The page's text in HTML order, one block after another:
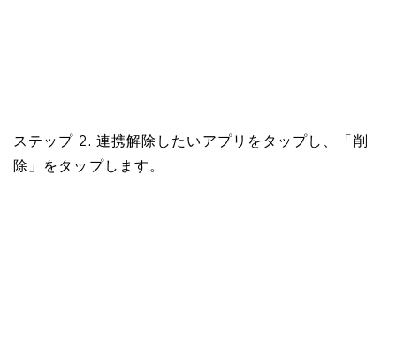
ステップ 2. 連携解除したいアプリをタップし、「削
除」をタップします。